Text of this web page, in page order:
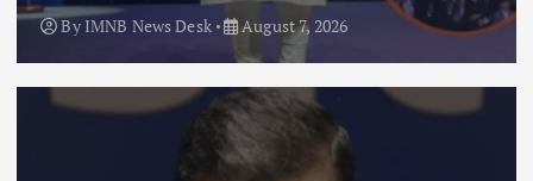
By IMNB News Desk August 7, 2026